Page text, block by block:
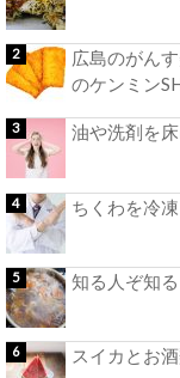
広島のがん
のケンミン
油や洗剤を
ちくわを冷
知る人ぞ知
スイカとお